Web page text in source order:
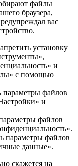
файлы
браузера,
вас
установку
и
с помощью
параметры файлов
и
файлов
параметры файлов
данные».
скажется на